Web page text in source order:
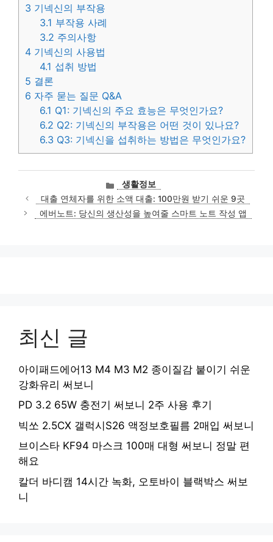
3 기넥신의 부작용
3.1 부작용 사례
3.2 주의사항
4 기넥신의 사용법
4.1 섭취 방법
5 결론
6 자주 묻는 질문 Q&A
6.1 Q1: 기넥신의 주요 효능은 무엇인가요?
6.2 Q2: 기넥신의 부작용은 어떤 것이 있나요?
6.3 Q3: 기넥신을 섭취하는 방법은 무엇인가요?
카
테
고
리
생활정보
대출 연체자를 위한 소액 대출: 100만원 받기 쉬운 9곳
에버노트: 당신의 생산성을 높여줄 스마트 노트 작성 앱
최신 글
아이패드에어13 M4 M3 M2 종이질감 붙이기 쉬운
강화유리 써보니
PD 3.2 65W 충전기 써보니 2주 사용 후기
빅쏘 2.5CX 갤럭시S26 액정보호필름 2매입 써보니
브이스타 KF94 마스크 100매 대형 써보니 정말 편
해요
칼더 바디캠 14시간 녹화, 오토바이 블랙박스 써보
니